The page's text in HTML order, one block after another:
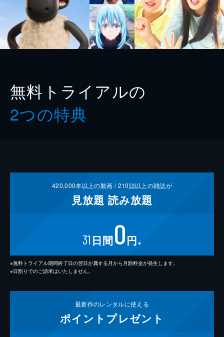
無料トライアルの
2つの特典
420,000本以上の動画 /210誌以上の雑誌が
見放題 読み放題
31 日間0円 ※
※無料トライアル期間終了日の翌日が属する月から月額料金が発生します。
※日割りでのご請求はいたしません。
最新作のレンタルに使える
ポイント プレゼント